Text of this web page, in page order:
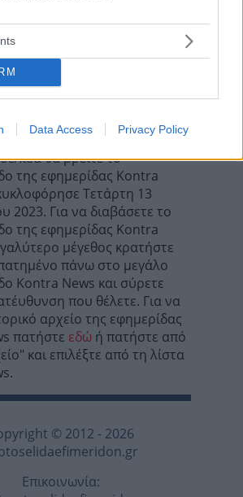
Data Access Privacy Policy
Star Press
έχουν απενεργοποιηθεί για
θα βρείτε το
της εφημερίδας Kontra
Τετάρτη 13
2023. Για να διαβάσετε το
της εφημερίδας Kontra
μέγεθος κρατήστε
πάνω στο μεγάλο
Kontra News και σύρετε
που θέλετε. Για να
αρχείο της εφημερίδας
πατήστε εδώ ή πατήστε από
και επιλέξτε από τη λίστα
© 2012 - 2026
Επικοινωνία: